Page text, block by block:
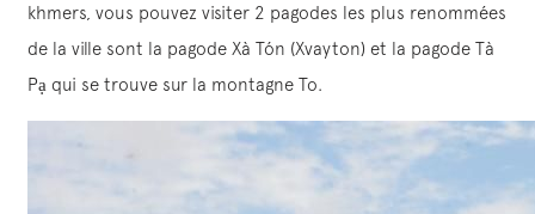
khmers, vous pouvez visiter 2 pagodes les plus renommées
de la ville sont la pagode Xà Tón (Xvayton) et la pagode Tà
Pạ qui se trouve sur la montagne To.